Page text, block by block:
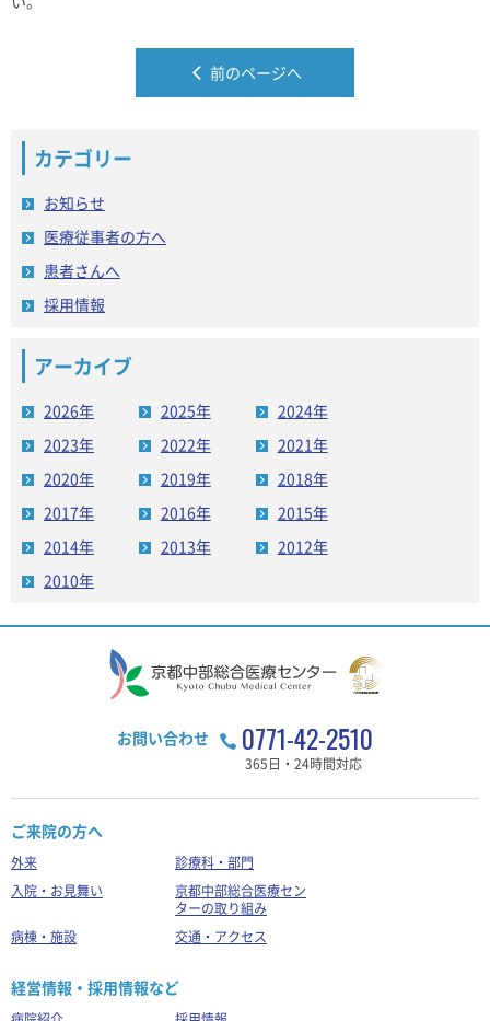
前のページへ
カテゴリー
お知らせ
医療従事者の方へ
患者さんへ
採用情報
アーカイブ
2026年 2025年
2024年
2023年
2022年
2021年
2020年
2019年
2018年
2017年
2016年
2015年
2014年
2013年
2012年
2010年
お問い合わせ 0771-42-2510
365日・24時間対応
ご来院の方へ
外来
診療科・部門
入院・お見舞い
京都中部総合医療セン
ターの取り組み
病棟・施設
交通・アクセス
経営情報・採用情報など